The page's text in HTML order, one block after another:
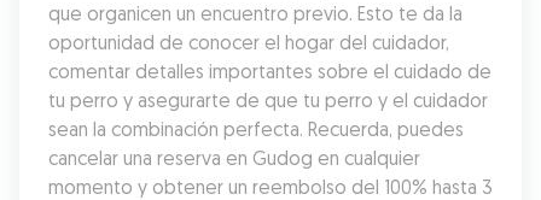
que organicen un encuentro previo. Esto te da la
oportunidad de conocer el hogar del cuidador,
comentar detalles importantes sobre el cuidado de
tu perro y asegurarte de que tu perro y el cuidador
sean la combinación perfecta. Recuerda, puedes
cancelar una reserva en Gudog en cualquier
momento y obtener un reembolso del 100% hasta 3